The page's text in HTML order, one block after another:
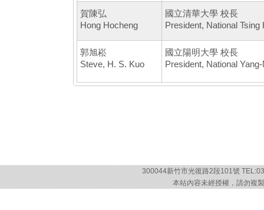
賀陳弘
Hong Hocheng
國立清華大學 校長
President, National
郭旭崧
Steve, H. S. Kuo
國立陽明大學 校長
President, National
300044新竹市光復路2段101號
本站內容未經授權，請勿複